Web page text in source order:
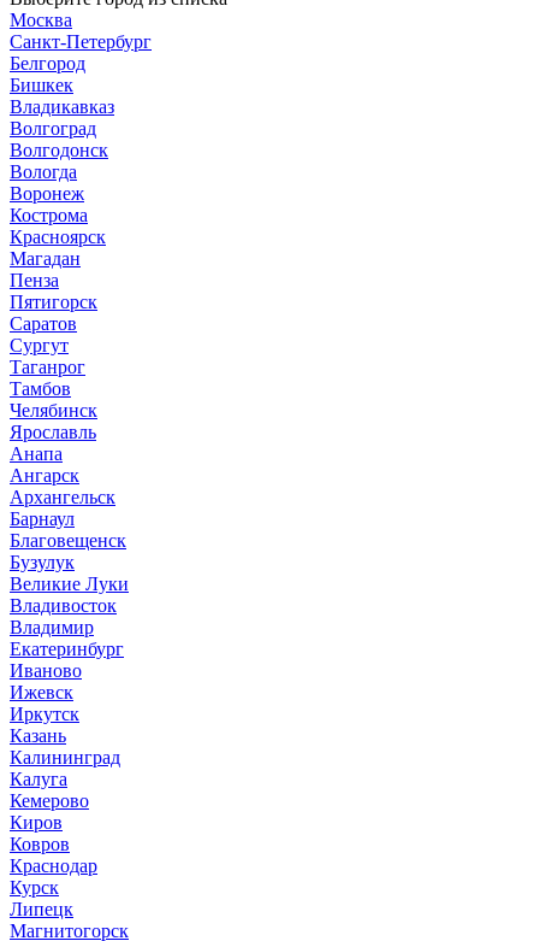
Москва
Санкт-Петербург
Белгород
Бишкек
Владикавказ
Волгоград
Волгодонск
Вологда
Воронеж
Кострома
Красноярск
Магадан
Пенза
Пятигорск
Саратов
Сургут
Таганрог
Тамбов
Челябинск
Ярославль
Анапа
Ангарск
Архангельск
Барнаул
Благовещенск
Бузулук
Великие Луки
Владивосток
Владимир
Екатеринбург
Иваново
Ижевск
Иркутск
Казань
Калининград
Калуга
Кемерово
Киров
Ковров
Краснодар
Курск
Липецк
Магнитогорск